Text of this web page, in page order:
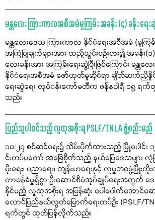
မန္တလေး ကြားကာလအစီအမံမူကြမ်း အခန်း (၄) ခန်း ရေး
မန္တလေးဒေသ ကြားကာလ နိုင်ငံရေးအစီအမံ (မူကြမ်
အကြံပြုချက်များအား ထည့်သွင်းစဉ်းစား၍ အခန်း(
လေးခန်းအား အကြမ်းရေးဆွဲပြီးဖြစ်ကြောင်း မန္တ
နိုင်ငံရေးအစီအမံ ဖော်ထုတ်မှုဆိုင်ရာ ချိတ်ဆက်ညှိနှိုင်း
ရေးဆွဲရေး လုပ်ငန်းကော်မတီက ဇန်နဝါရီ ၁၅
သည်။
ပြည်သူပါဝင်သည့် လူထုအစိုးရ PSLF/TNLA ဖွဲ့စည်းမည်
၁၀:၂၇ စစ်ဆင်ရေး၌ သိမ်းပိုက်ထားသည့် မြို့ပေါင်း
င်းတပ်မတော် အခြေစိုက်သည့် နယ်မြေဒေသများ လုံခ
မိုးရေး၊ ပညာရေး၊ ကျန်းမာရေးနှင့် လူမှုဘဝဖွံ့ဖြိုးတို
တာဝန်ခံမှုရှိစွာ ဦးဆောင်စီမံအုပ်ချုပ်ရေးအတွက် ဒေ
နိုင်မည့် လူထုအစိုးရ အမြန်ဆုံး ပေါ်ပေါက်အောင်
လောင်ပြည်နယ်လွတ်မြောက်ရေးတပ်ဦး (PSLF/
ရက်တွင် ထုတ်ပြန်လိုက်သည်။